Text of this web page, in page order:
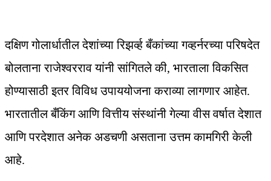
दक्षिण गोलार्धातील देशांच्या रिझर्व्ह बँकांच्या गव्हर्नरच्या परिषदेत
बोलताना राजेश्वरराव यांनी सांगितले की, भारताला विकसित
होण्यासाठी इतर विविध उपाययोजना कराव्या लागणार आहेत.
भारतातील बँकिंग आणि वित्तीय संस्थांनी गेल्या वीस वर्षात देशात
आणि परदेशात अनेक अडचणी असताना उत्तम कामगिरी केली
आहे.